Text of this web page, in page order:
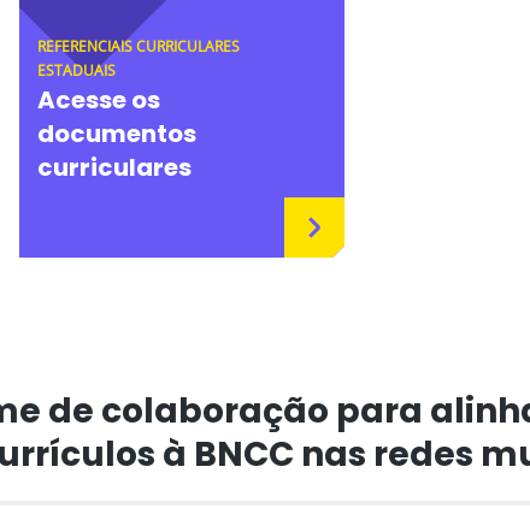
REFERENCIAIS CURRICULARES
ESTADUAIS
Acesse os
documentos
curriculares
de colaboração para
à BNCC nas redes